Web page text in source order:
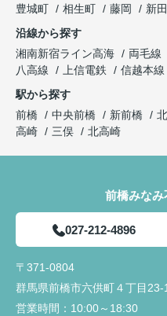
入居前に行う建物
ていただき、私達
つけていただき丁
だいていると感じ
豊城町
相生町 藤岡
新
沿線から探す
湘南新宿ライン高海
両毛線
八高線
上信電鉄 信越本線
駅から探す
前橋
中央前橋 新前橋
高崎
三俣 北高崎
前橋みな
027-212-4896
〒371-0804
群馬県前橋市六供町４丁目
営業時間： 10:00～18:30